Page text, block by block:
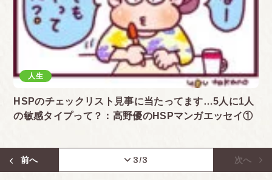
人生
HSPのチェックリスト見事に当たってます…5人に1人
の敏感タイプって？：高野優のHSPマンガエッセイ①
前へ 3/3 次へ